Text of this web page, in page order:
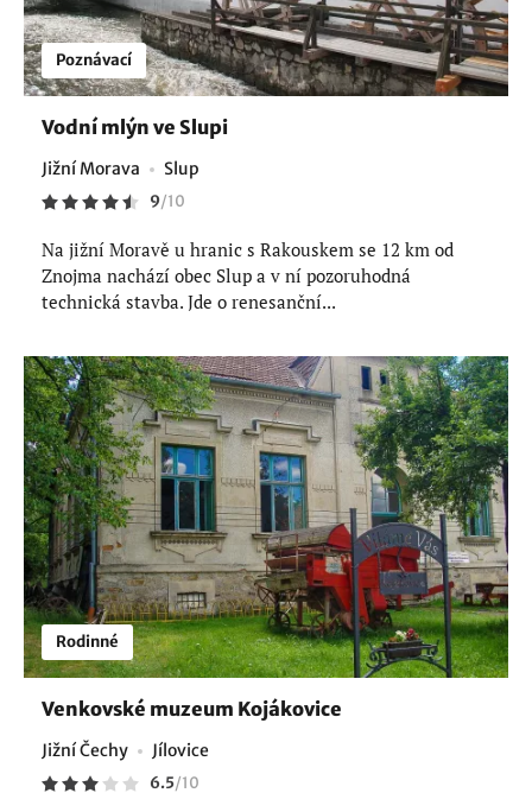
Poznávací
Vodní mlýn ve Slupi
Jižní Morava Slup
9/10
Na jižní Moravě u hranic s Rakouskem se 12 km od
Znojma nachází obec Slup a v ní pozoruhodná
technická stavba. Jde o renesanční...
Rodinné
Venkovské muzeum Kojákovice
Jižní Čechy Jílovice
6.5/10